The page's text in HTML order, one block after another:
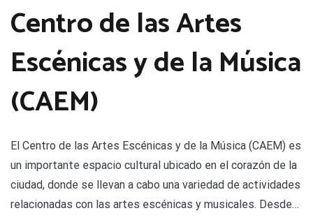
Centro de las Artes
Escénicas y de la Música
(CAEM)
El Centro de las Artes Escénicas y de la Música (CAEM) es
un importante espacio cultural ubicado en el corazón de la
ciudad, donde se llevan a cabo una variedad de actividades
relacionadas con las artes escénicas y musicales. Desde…